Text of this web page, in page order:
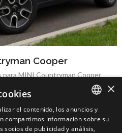
Cooper
MINI Countryman Cooper
SPANISH
×
el contenido, los anuncios y
compartimos información sobre su
socios de publicidad y análisis,